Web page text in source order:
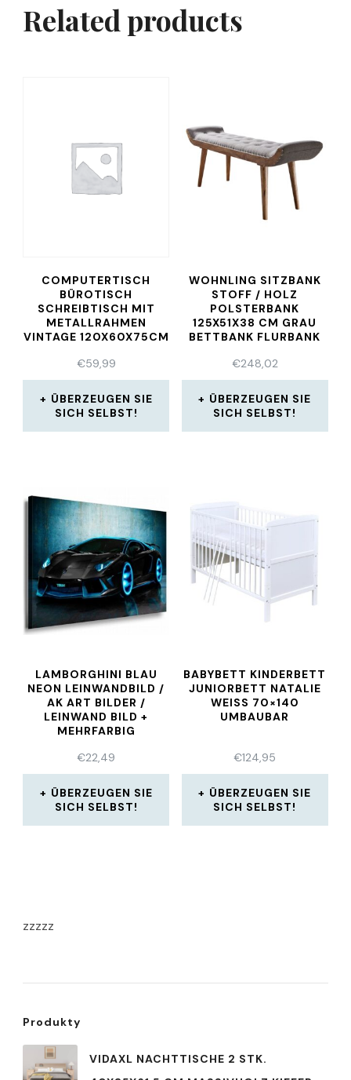
Related products
COMPUTERTISCH
BÜROTISCH
SCHREIBTISCH MIT
METALLRAHMEN
VINTAGE 120X60X75CM
€59,99
ÜBERZEUGEN SIE
SICH SELBST!
WOHNLING SITZBANK
STOFF / HOLZ
POLSTERBANK
125X51X38 CM GRAU
BETTBANK FLURBANK
€248,02
ÜBERZEUGEN SIE
SICH SELBST!
LAMBORGHINI BLAU
NEON LEINWANDBILD /
AK ART BILDER /
LEINWAND BILD +
MEHRFARBIG
€22,49
ÜBERZEUGEN SIE
SICH SELBST!
BABYBETT KINDERBETT
JUNIORBETT NATALIE
WEISS 70×140 U
MBAUBAR
€124,95
ÜBERZEUGEN SIE
SICH SELBST!
zzzzz
Produkty
VIDAXL NACHTTISCHE 2 STK.